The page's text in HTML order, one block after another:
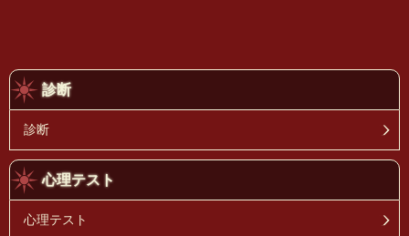
診断
診断
心理テスト
心理テスト